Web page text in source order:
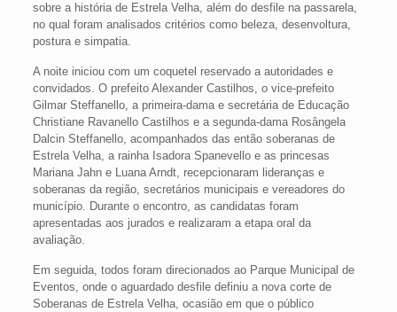
sobre a história de Estrela Velha, além do desfile na passarela,
no qual foram analisados critérios como beleza, desenvoltura,
postura e simpatia.
A noite iniciou com um coquetel reservado a autoridades e
convidados. O prefeito Alexander Castilhos, o vice-prefeito
Gilmar Steffanello, a primeira-dama e secretária de Educação
Christiane Ravanello Castilhos e a segunda-dama Rosângela
Dalcin Steffanello, acompanhados das então soberanas de
Estrela Velha, a rainha Isadora Spanevello e as princesas
Mariana Jahn e Luana Arndt, recepcionaram lideranças e
soberanas da região, secretários municipais e vereadores do
município. Durante o encontro, as candidatas foram
apresentadas aos jurados e realizaram a etapa oral da
avaliação.
Em seguida, todos foram direcionados ao Parque Municipal de
Eventos, onde o aguardado desfile definiu a nova corte de
Soberanas de Estrela Velha, ocasião em que o público